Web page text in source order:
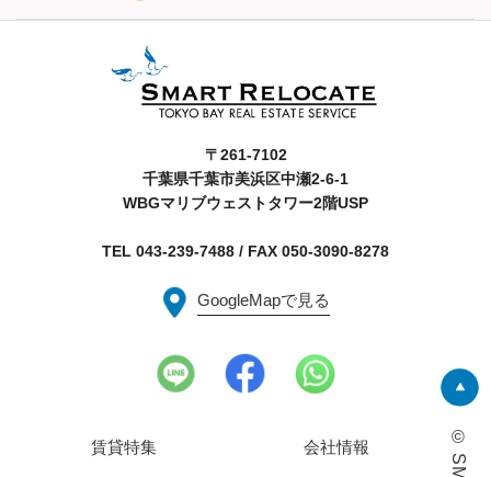
〒261-7102
千葉県千葉市美浜区中瀬2-6-1
WBGマリブウェストタワー2階USP
TEL 043-239-7488 / FAX 050-3090-8278
GoogleMapで見る
賃貸特集 会社情報